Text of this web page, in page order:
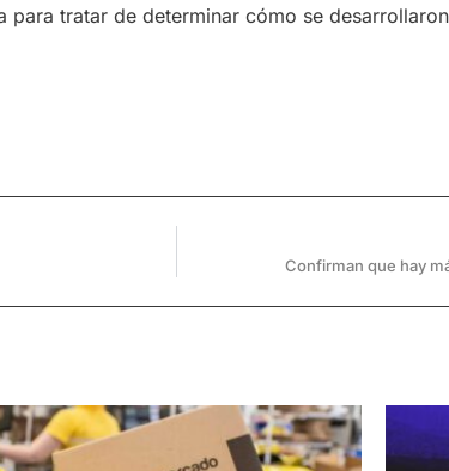
para tratar de determinar cómo se
Confirman que hay